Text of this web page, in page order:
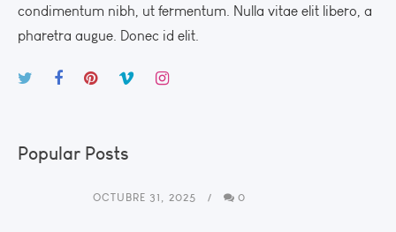
condimentum nibh, ut fermentum. Nulla vitae elit libero, a
pharetra augue. Donec id elit.
Popular Posts
OCTUBRE 31, 2025 0